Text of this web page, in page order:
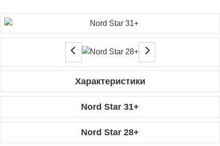
Характеристики
Nord Star 31+
Nord Star 28+